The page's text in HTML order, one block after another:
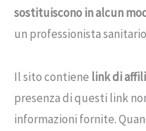
sostituiscono in alcun
un professionista
Il sito contiene link di
presenza di questi link
informazioni fornite.